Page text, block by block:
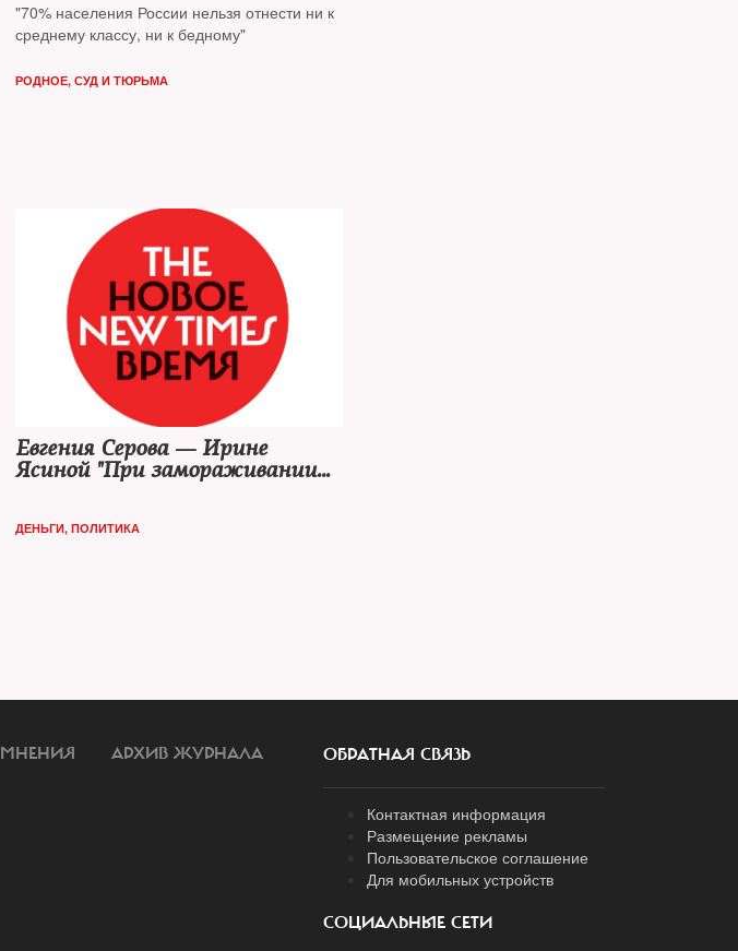
"70% населения России нельзя отнести ни к
среднему классу, ни к бедному"
РОДНОЕ, СУД И ТЮРЬМА
Евгения Серова — Ирине
Ясиной "При замораживании
ДЕНЬГИ, ПОЛИТИКА
МНЕНИЯ АРХИВ ЖУРНАЛА ОБРАТНАЯ СВЯЗЬ
Контактная информация
Размещение рекламы
Пользовательское соглашение
Для мобильных устройств
СОЦИАЛЬНЫЕ СЕТИ